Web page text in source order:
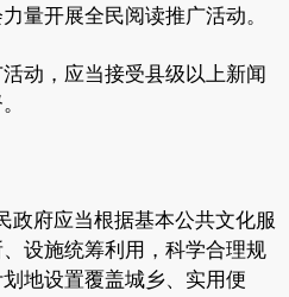
量开展全民阅读推广活动。
动，应当接受县级以上新闻
政府应当根据基本公共文化服
设施统筹利用，科学合理规
地设置覆盖城乡、实用便